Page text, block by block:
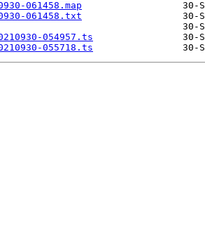
061458.map
061458.txt
054957.ts
055718.ts